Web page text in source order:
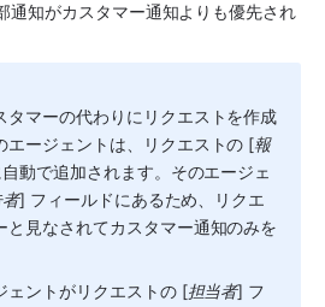
通知がカスタマー通知よりも優先され
タマーの代わりにリクエストを作成
エージェントは、リクエストの [報
動で追加されます。そのエージェ
] フィールドにあるため、リクエ
と見なされてカスタマー通知のみを
ェントがリクエストの [担当者] フ